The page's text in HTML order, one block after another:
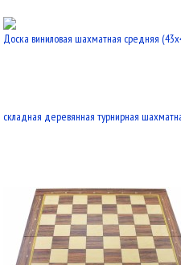
Доска виниловая шахматная средняя
складная деревянная турнирная